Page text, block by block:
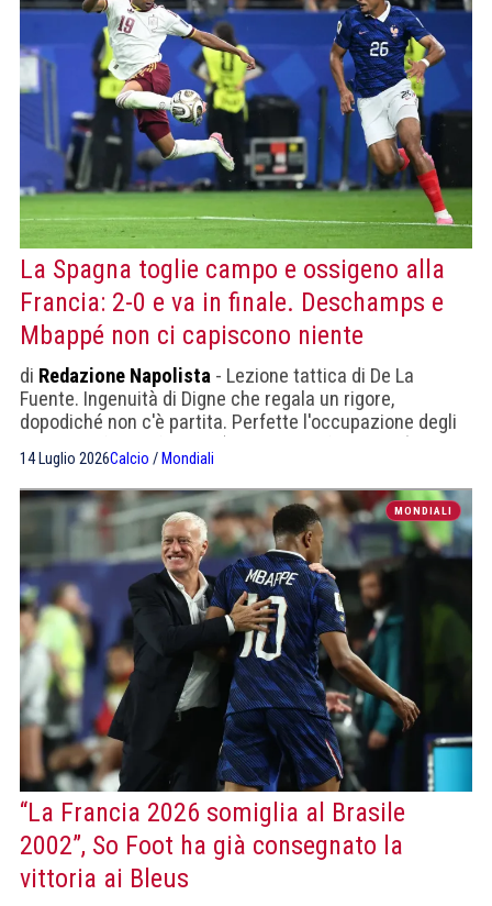
La Spagna toglie campo e ossigeno alla
Francia: 2-0 e va in finale. Deschamps e
Mbappé non ci capiscono niente
di Redazione Napolista - Lezione tattica di De La
Fuente. Ingenuità di Digne che regala un rigore,
dopodiché non c'è partita. Perfette l'occupazione degli
14 Luglio 2026Calcio / Mondiali
MONDIALI
“La Francia 2026 somiglia al Brasile
2002”, So Foot ha già consegnato la
vittoria ai Bleus